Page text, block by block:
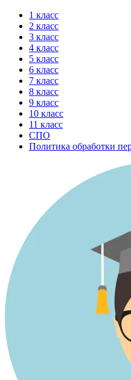
Перейти
содержимому
1 класс
2 класс
3 класс
4 класс
5 класс
6 класс
7 класс
8 класс
9 класс
10 класс
11 класс
СПО
Политика обработки